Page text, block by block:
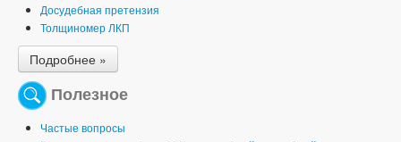
Досудебная претензия
Толщиномер ЛКП
Подробнее »
Полезное
Частые вопросы